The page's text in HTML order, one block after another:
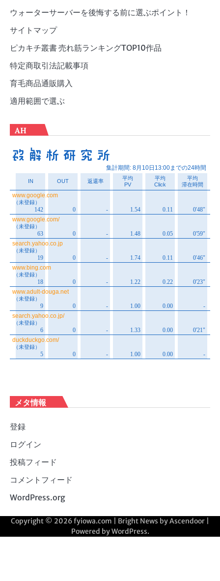
ウォーターサーバーを後悔する前に選ぶポイント！
サイトマップ
ピカキチ叢書 売れ筋ランキングTOP10作品
特定商取引法記載事項
育毛商品通販購入
適用範囲で選ぶ
AH
メタ情報
登録
ログイン
投稿フィード
コメントフィード
WordPress.org
Copyright © 2026fyiowa.com | Bright News byAscendoor
Powered byWordPress.